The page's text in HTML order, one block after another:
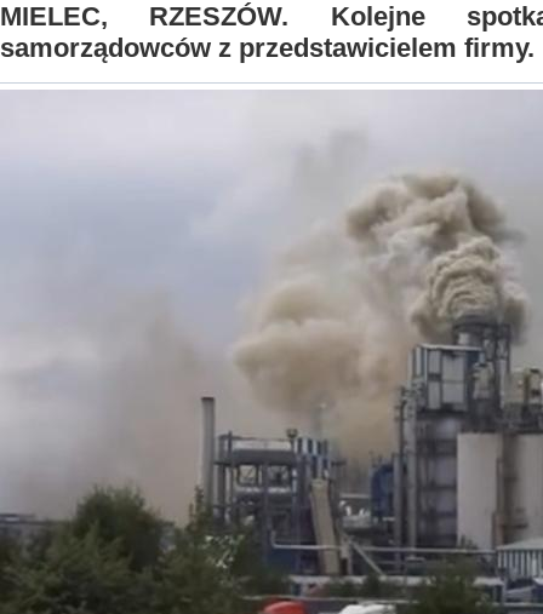
MIELEC, RZESZÓW. Kolejne
samorządowców z przedstawicielem firmy.